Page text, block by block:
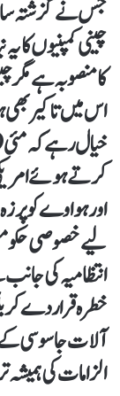
چینی کمپنیوں کا
کا منصوبہ ہے
اس میں تاکیر
کرتے ہوئے
اور ہواوے کو
لیے خصوصی
انتظامیہ کی
خطرہ قرار دے کر
آلات جاسوسی کے
الزامات کی